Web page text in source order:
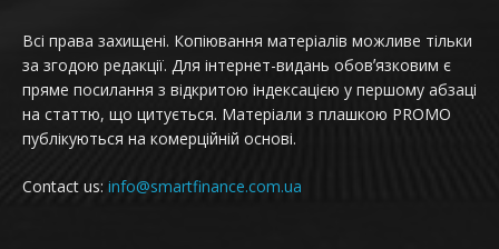
Всі права захищені. Копіювання матеріалів можливе тільки
за згодою редакції. Для інтернет-видань обовʼязковим є
пряме посилання з відкритою індексацією у першому абзаці
на статтю, що цитується. Матеріали з плашкою PROMO
публікуються на комерційній основі.
Contact us: info@smartfinance.com.ua